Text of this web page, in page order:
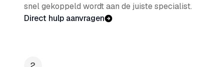
snel gekoppeld wordt aan de juiste specialist.
Direct hulp aanvragen